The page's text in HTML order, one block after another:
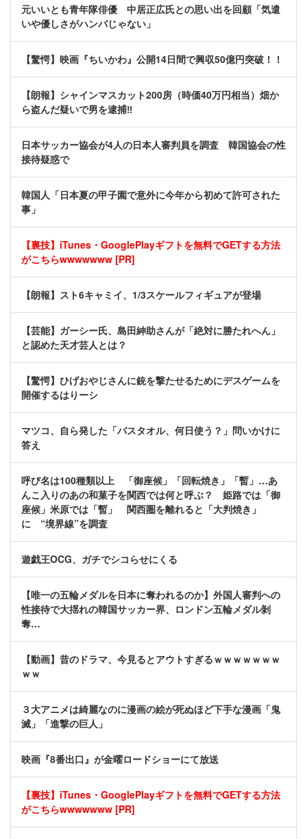
元いいとも青年隊俳優 中居正広氏との思い出を回顧「気遣
いや優しさがハンパじゃない」
【驚愕】映画『ちいかわ』公開14日間で興収50億円突破！！
【朗報】シャインマスカット200房（時価40万円相当）畑か
ら盗んだ疑いで男を逮捕‼
日本サッカー協会が4人の日本人審判員を調査 韓国協会の性
接待疑惑で
韓国人「日本夏の甲子園で意外に今年から初めて許可された
事」
【裏技】iTunes・GooglePlayギフトを無料でGETする方法
がこちらwwwwwww [PR]
【朗報】スト6キャミイ、1/3スケールフィギュアが登場
【芸能】ガーシー氏、島田紳助さんが「絶対に勝たれへん」
と認めた天才芸人とは？
【驚愕】ひげおやじさんに銃を撃たせるためにデスゲームを
開催するはりーシ
マツコ、自ら発した「バスタオル、何日使う？」問いかけに
答え
呼び名は100種類以上 「御座候」「回転焼き」「暫」…あ
んこ入りのあの和菓子を関西では何と呼ぶ？ 姫路では「御
座候」米原では「暫」 関西圏を離れると「大判焼き」
に “境界線”を調査
遊戯王OCG、ガチでシコらせにくる
【唯一の五輪メダルを日本に奪われるのか】外国人審判への
性接待で大揺れの韓国サッカー界、ロンドン五輪メダル剝
奪…
【動画】昔のドラマ、今見るとアウトすぎるｗｗｗｗｗｗｗ
ｗｗ
３大アニメは綺麗なのに漫画の絵が死ぬほど下手な漫画「鬼
滅」「進撃の巨人」
映画『8番出口』が金曜ロードショーにて放送
【裏技】iTunes・GooglePlayギフトを無料でGETする方法
がこちらwwwwwww [PR]